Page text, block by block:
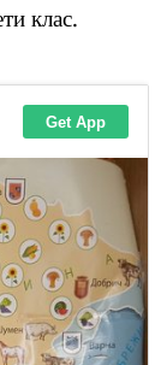
клас.